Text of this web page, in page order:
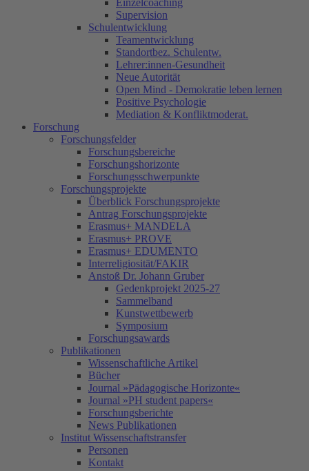
Einzelcoaching
Supervision
Schulentwicklung
Teamentwicklung
Standortbez. Schulentw.
Lehrer:innen-Gesundheit
Neue Autorität
Open Mind - Demokratie leben lernen
Positive Psychologie
Mediation & Konfliktmoderat.
Forschung
Forschungsfelder
Forschungsbereiche
Forschungshorizonte
Forschungsschwerpunkte
Forschungsprojekte
Überblick Forschungsprojekte
Antrag Forschungsprojekte
Erasmus+ MANDELA
Erasmus+ PROVE
Erasmus+ EDUMENTO
Interreligiosität/FAKIR
Anstoß Dr. Johann Gruber
Gedenkprojekt 2025-27
Sammelband
Kunstwettbewerb
Symposium
Forschungsawards
Publikationen
Wissenschaftliche Artikel
Bücher
Journal »Pädagogische Horizonte«
Journal »PH student papers«
Forschungsberichte
News Publikationen
Institut Wissenschaftstransfer
Personen
Kontakt